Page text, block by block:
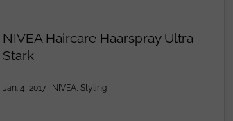
NIVEA Haircare Haarspray Ultra
Stark
Jan. 4, 2017 NIVEA, Styling